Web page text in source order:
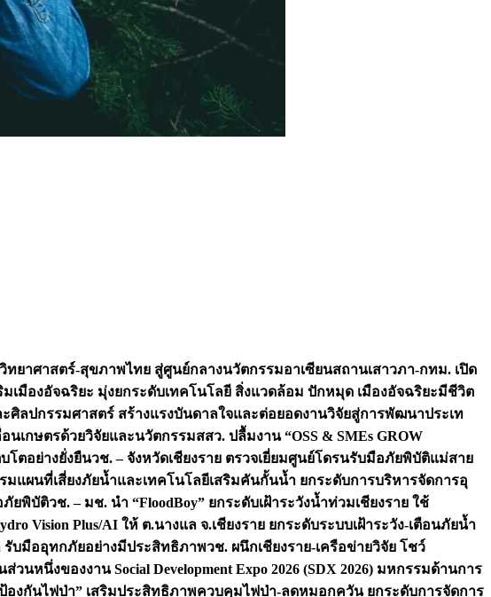
ทยาศาสตร์-สุขภาพไทย สู่ศูนย์กลางนวัตกรรมอาเซียนสถานเสาวภา-กทม. เปิด
เมืองอัจฉริยะ มุ่งยกระดับเทคโนโลยี สิ่งแวดล้อม ปักหมุด เมืองอัจฉริยะมีชีวิต
ลปกรรมศาสตร์ สร้างแรงบันดาลใจและต่อยอดงานวิจัยสู่การพัฒนาประเท
นเกษตรด้วยวิจัยและนวัตกรรมสสว. ปลื้มงาน “OSS & SMEs GROW
โตอย่างยั่งยืนวช. – จังหวัดเชียงราย ตรวจเยี่ยมศูนย์โดรนรับมือภัยพิบัติแม่สาย
แผนที่เสี่ยงภัยน้ำและเทคโนโลยีเสริมคันกั้นน้ำ ยกระดับการบริหารจัดการอุ
ภัยพิบัติวช. – มช. นำ “FloodBoy” ยกระดับเฝ้าระวังน้ำท่วมเชียงราย ใช้
Vision Plus/AI ให้ ต.นางแล จ.เชียงราย ยกระดับระบบเฝ้าระวัง-เตือนภัยน้ำ
รับมืออุทกภัยอย่างมีประสิทธิภาพวช. ผนึกเชียงราย-เครือข่ายวิจัย โชว์
นหนึ่งของงาน Social Development Expo 2026 (SDX 2026) มหกรรมด้านการ
องกันไฟป่า” เสริมประสิทธิภาพควบคุมไฟป่า-ลดหมอกควัน ยกระดับการจัดการ